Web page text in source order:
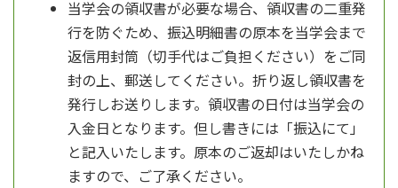
当学会の領収書が必要な場合、領収書の二重発
行を防ぐため、振込明細書の原本を当学会まで
返信用封筒（切手代はご負担ください）をご同
封の上、郵送してください。折り返し領収書を
発行しお送りします。領収書の日付は当学会の
入金日となります。但し書きには「振込にて」
と記入いたします。原本のご返却はいたしかね
ますので、ご了承ください。